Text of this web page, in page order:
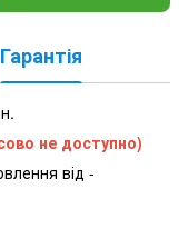
Гарантія
не доступно)
від -